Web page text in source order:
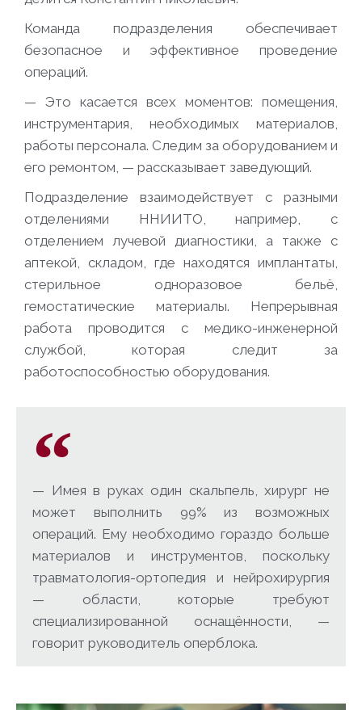
Команда подразделения обеспечивает
безопасное и эффективное проведение
операций.
— Это касается всех моментов: помещения,
инструментария, необходимых материалов,
работы персонала. Следим за оборудованием и
его ремонтом , — рассказывает заведующий.
Подразделение взаимодействует с разными
отделениями ННИИТО, например, с
отделением лучевой диагностики, а также с
аптекой, складом, где находятся имплантаты,
стерильное одноразовое бельё,
гемостатические материалы. Непрерывная
работа проводится с медико-инженерной
службой, которая следит за
работоспособностью оборудования.
— Имея в руках один скальпель, хирург не
может выполнить 99% из возможных
операций. Ему необходимо гораздо больше
материалов и инструментов, поскольку
травматология-ортопедия и нейрохирургия
— области, которые требуют
специализированной оснащённости, —
говорит руководитель оперблока.